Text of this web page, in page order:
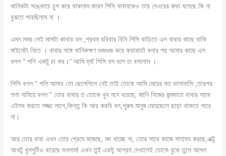
খানিকটা সঙ্কোচে চুপ করে থাকলাম কারন পিসি বাবাবকেও তার দেওয়ের কথা বলেছে কি না
বুঝতে পারছিলাম না ।
এমন সময় সেই মাসটা কাবার হল ,প্রথম রবিবার বিনি পিসি বাড়িতে এল বাবার কাছে বাকি
মাইনেটা নিতে । বাবার সঙ্গে খানিকক্ষণ গুজগুজ করে কথাবার্তা বলার পর আমার কাছে এল
বলল “ পলি একটু চা কর।“ আমি হ্যাঁ পিসি বস বলে চা বসালাম ।
পিসি বলল “ পলি আমার তো ছেলেপিলে নেই তাই তোকে আমি মেয়ের মত ভালাবাসি ,তারপর
গলা নামিয়ে বলল “ তোর বাবার ত তোকে খুব মনে ধরেছে, জানি নিজের জন্মদাতা বাবার সাথে
এইসব করতে লজ্জা লাগে,কিন্তু কি আর করবি বল,পুরুষ মানুষ মেয়েছেলে ছাড়া থাকতে পারে
না।
আর তোর বাবা এখন তোর প্রেমে মজেছে, মদ খাচ্ছে না, তোর সাথে কাজে সাহায্য করছে,এক্টু
আধটু খুনসুটিও করেছে শুনলাম! এখন তুই একটু আগ্রহ দেখালেই তোকে বুকে তুলে আসল